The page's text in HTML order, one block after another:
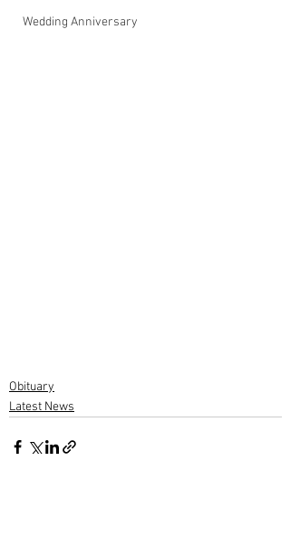
Wedding Anniversary
Obituary
Latest News